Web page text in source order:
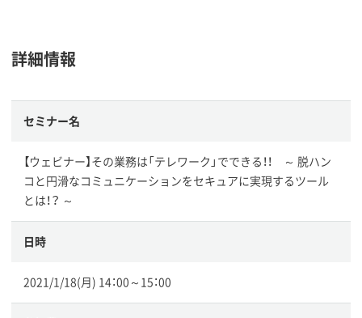
詳細情報
セミナー名
【ウェビナー】その業務は「テレワーク」でできる！！ ～ 脱ハン
コと円滑なコミュニケーションをセキュアに実現するツール
とは！？ ～
日時
2021/1/18(月) 14：00～15：00